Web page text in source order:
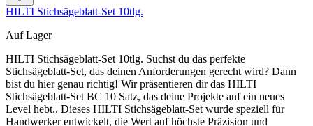
HILTI Stichsägeblatt-Set 10tlg.
Auf Lager
HILTI Stichsägeblatt-Set 10tlg. Suchst du das perfekte
Stichsägeblatt-Set, das deinen Anforderungen gerecht wird? Dann
bist du hier genau richtig! Wir präsentieren dir das HILTI
Stichsägeblatt-Set BC 10 Satz, das deine Projekte auf ein neues
Level hebt.. Dieses HILTI Stichsägeblatt-Set wurde speziell für
Handwerker entwickelt, die Wert auf höchste Präzision und